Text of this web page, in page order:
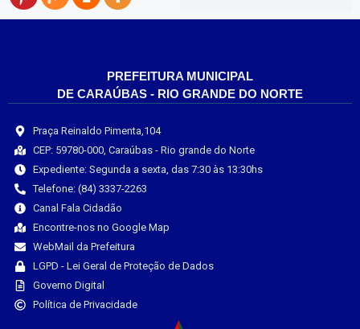
PREFEITURA MUNICIPAL
DE CARAÚBAS - RIO GRANDE DO NORTE
Praça Reinaldo Pimenta,104
CEP: 59780-000, Caraúbas - Rio grande do Norte
Expediente: Segunda a sexta, das 7:30 às 13:30hs
Telefone: (84) 3337-2263
Canal Fala Cidadão
Encontre-nos no Google Map
WebMail da Prefeitura
LGPD - Lei Geral de Proteção de Dados
Governo Digital
Política de Privacidade